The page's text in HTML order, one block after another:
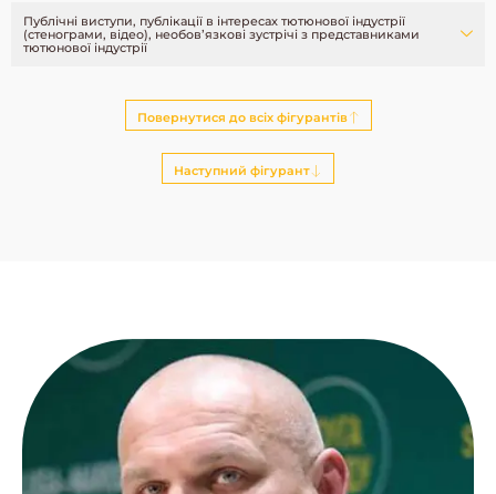
Публічні виступи, публікації в інтересах тютюнової індустрії
(стенограми, відео), необовʼязкові зустрічі з представниками
тютюнової індустрії
Повернутися до всіх фігурантів
Наступний фігурант